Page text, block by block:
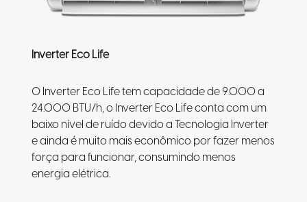
Inverter Eco Life
O Inverter Eco Life tem capacidade de 9.000 a
24.000 BTU/h, o Inverter Eco Life conta com um
baixo nível de ruído devido a Tecnologia Inverter
e ainda é muito mais econômico por fazer menos
força para funcionar, consumindo menos
energia elétrica.